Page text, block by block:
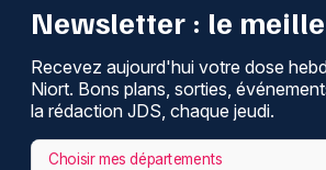
Newsletter : le
Recevez aujourd'hui votre dose
Niort. Bons plans, sorties,
la rédaction JDS, chaque jeudi.
Choisir mes départements